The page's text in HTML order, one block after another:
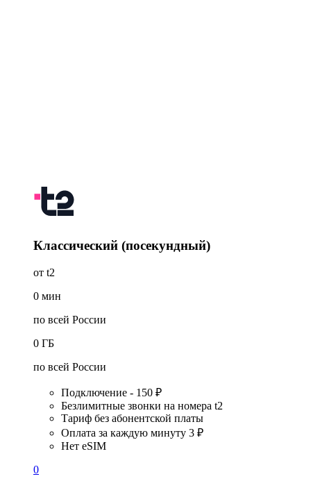
Классический (посекундный)
от t2
0 мин
по всей России
0 ГБ
по всей России
Подключение - 150 ₽
Безлимитные звонки на номера t2
Тариф без абонентской платы
Оплата за каждую минуту 3 ₽
Нет eSIM
0